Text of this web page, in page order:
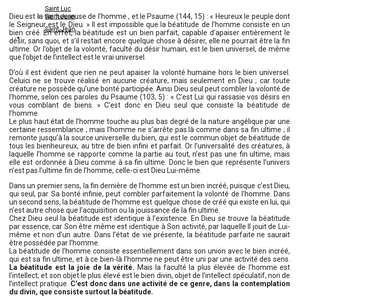
Saint Jean
Actes du Magistère
Saint Luc
Saint Jean
Actes du Magistère
Dieu est la vie heureuse de l’homme , et le Psaume (144, 15) : « Heureux le peuple dont
le Seigneur est le Dieu. » Il est impossible que la béatitude de l’homme consiste en un
bien créé. En effet, la béatitude est un bien parfait, capable d’apaiser entièrement le
désir, sans quoi, et s’il restait encore quelque chose à désirer, elle ne pourrait être la fin
ultime. Or l’objet de la volonté, faculté du désir humain, est le bien universel, de même
que l’objet de l’intellect est le vrai universel.
D’où il est évident que rien ne peut apaiser la volonté humaine hors le bien universel.
Celuici ne se trouve réalisé en aucune créature, mais seulement en Dieu ; car toute
créature ne possède qu’une bonté participée. Ainsi Dieu seul peut combler la volonté de
l’homme, selon ces paroles du Psaume (103, 5) : « C’est Lui qui rassasie vos désirs en
vous comblant de biens. » C’est donc en Dieu seul que consiste la béatitude de
l’homme.
Le plus haut état de l’homme touche au plus bas degré de la nature angélique par une
certaine ressemblance ; mais l’homme ne s’arrête pas là comme dans sa fin ultime ; il
remonte jusqu’à la source universelle du bien, qui est le commun objet de béatitude de
tous les bienheureux, au titre de bien infini et parfait. Or l’universalité des créatures, à
laquelle l’homme se rapporte comme la partie au tout, n’est pas une fin ultime, mais
elle est ordonnée à Dieu comme à sa fin ultime. Donc le bien que représente l’univers
n’est pas l’ultime fin de l’homme, celle-ci est Dieu Lui-même.
Dans un premier sens, la fin dernière de l’homme est un bien incréé, puisque c’est Dieu,
qui seul, par Sa bonté infinie, peut combler parfaitement la volonté de l’homme. Dans
un second sens, la béatitude de l’homme est quelque chose de créé qui existe en lui, qui
n’est autre chose que l’acquisition ou la jouissance de la fin ultime.
Chez Dieu seul la béatitude est identique à l’existence. En Dieu se trouve la béatitude
par essence, car Son être même est identique à Son activité, par laquelle Il jouit de Lui-
même et non d’un autre. Dans l’état de vie présente, la béatitude parfaite ne saurait
être possédée par l’homme.
La béatitude de l’homme consiste essentiellement dans son union avec le bien incréé,
qui est sa fin ultime, et à ce bien-là l’homme ne peut être uni par une activité des sens.
La béatitude est la joie de la vérité. Mais la faculté la plus élevée de l’homme est
l’intellect, et son objet le plus élevé est le bien divin, objet de l’intellect spéculatif, non de
l’intellect pratique. C’est donc dans une activité de ce genre, dans la contemplation
du divin, que consiste surtout la béatitude.